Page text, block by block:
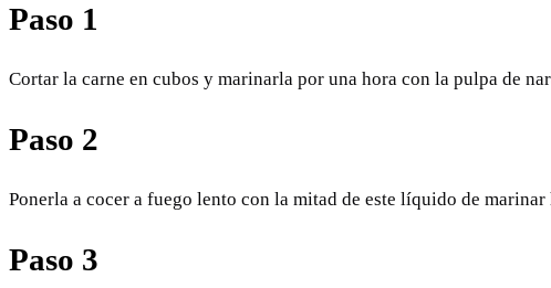
Paso 1
Cortar la carne en cubos y marinarla por una hora con la pulpa de
Paso 2
Ponerla a cocer a fuego lento con la mitad de este líquido de marinar
Paso 3